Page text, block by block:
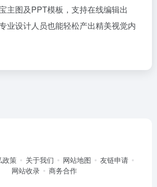
主图及PPT模板，支持在线编辑出
业设计人员也能轻松产出精美视觉内
政策 关于我们 网站地图
友链申请
网站收录
商务合作